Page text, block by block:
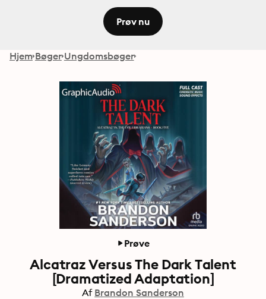
Prøv nu
Hjem Bøger Ungdomsbøger
Prøve
Alcatraz Versus The Dark Talent
[Dramatized Adaptation]
Af Brandon Sanderson